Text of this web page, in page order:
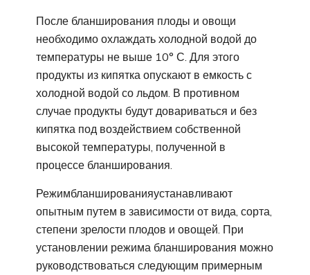
После бланширования плоды и овощи
необходимо охлаждать холодной водой до
температуры не выше 10° С. Для этого
продукты из кипятка опускают в емкость с
холодной водой со льдом. В противном
случае продукты будут довариваться и без
кипятка под воздействием собственной
высокой температуры, полученной в
процессе бланширования.
Режимбланшированияустанавливают
опытным путем в зависимости от вида, сорта,
степени зрелости плодов и овощей. При
установлении режима бланширования можно
руководствоваться следующим примерным